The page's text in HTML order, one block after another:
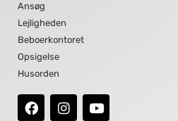
Ansøg
Lejligheden
Beboerkontoret
Opsigelse
Husorden